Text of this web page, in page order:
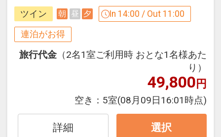
お部屋の窓は大きく大自然の景観を満喫
できます。
大浴場は鯵ヶ沢高原温泉で、季節により
露天風呂から見上げる星空もきれいで
す。
ホテル隣接には、スキー場・ゴルフ場も
設定期間：2026年4月1日～2026年11月
円引
※割引適用後のご旅行代金は、カレンダ
「空室照会結果確認画面」でご確認くだ
※宿泊期間中すべての日において人数・
氏名・客室タイプ・食事条件・プラン同
一であることが割引適用の条件となりま
ツイン 朝 昼 夕 In 14:00 / Out 11:00
連泊がお得
旅行代金 （2名1室ご利用時 おとな1名様あた
り）
49,800円
空き： 5室(08月09日16:01時点)
詳細 選択